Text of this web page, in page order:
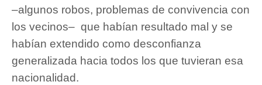
–algunos robos, problemas de convivencia con
los vecinos– que habían resultado mal y se
habían extendido como desconfianza
generalizada hacia todos los que tuvieran esa
nacionalidad.